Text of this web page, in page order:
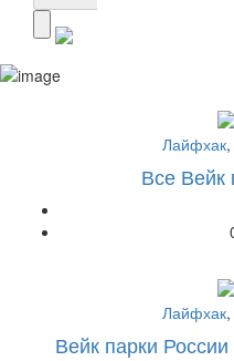
Лайфхак,
Все Вейк
Лайфхак,
Вейк парки